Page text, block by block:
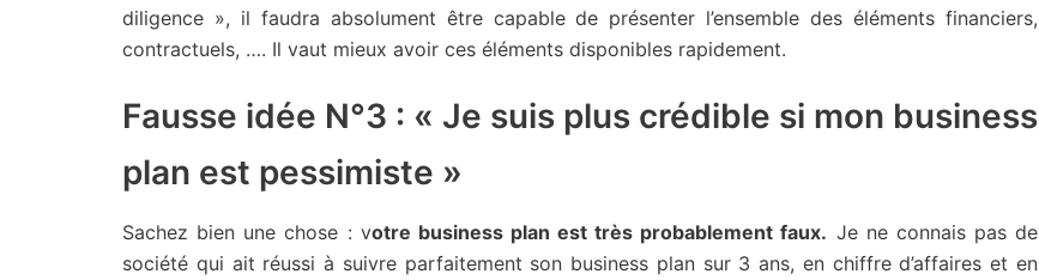
diligence », il faudra absolument être capable de présenter l’ensemble des éléments financiers,
contractuels, …. Il vaut mieux avoir ces éléments disponibles rapidement.
Fausse idée N°3 : « Je suis plus crédible si mon business
plan est pessimiste »
Sachez bien une chose : votre business plan est très probablement faux. Je ne connais pas de
société qui ait réussi à suivre parfaitement son business plan sur 3 ans, en chiffre d’affaires et en